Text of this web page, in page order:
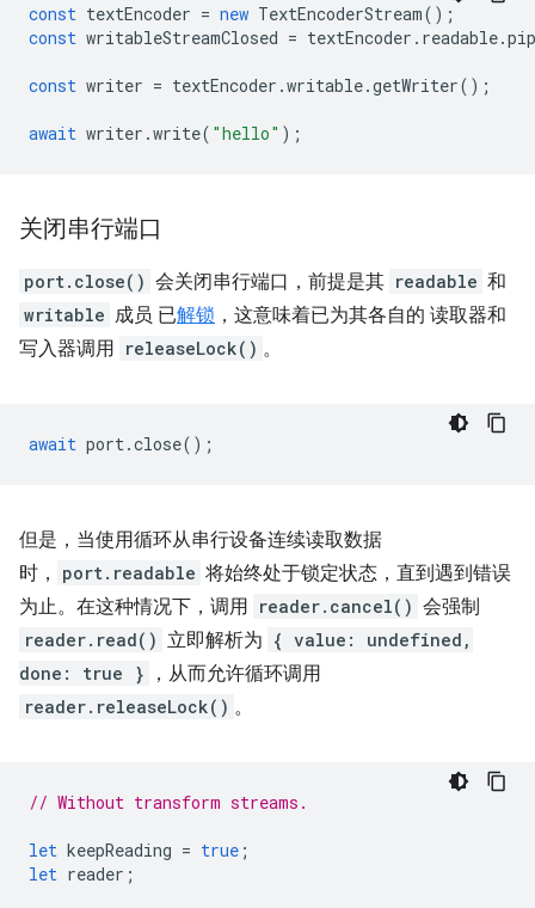
const textEncoder = new TextEncoderStream();
const writableStreamClosed = textEncoder . readable.
const writer = textEncoder .writable.getWriter();
await writer .write( "hello" );
关闭串行端口
port.close() 会关闭串行端口，前提是其 readable 和
writable 成员 已解锁 ，这意味着已为其各自的 读取器和
写入器调用 releaseLock() 。
await port.close();
但是，当使用循环从串行设备连续读取数据
时，
port.readable 将始终处于锁定状态，直到遇到错误
为止。在这种情况下，调用 reader.cancel() 会强制
reader.read() 立即解析为 { value: undefined,
done: true }
，从而允许循环调用
reader.releaseLock() 。
// Without transform streams.
let keepReading = true ;
let reader ;